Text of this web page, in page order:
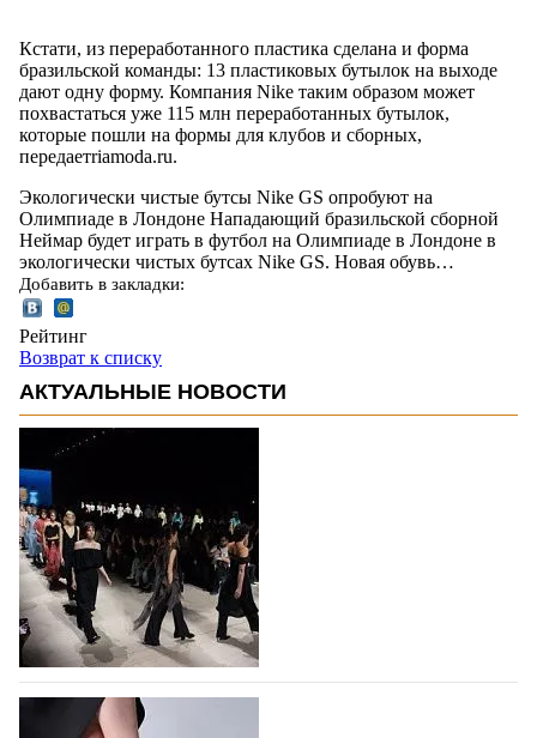
Кстати, из переработанного пластика сделана и форма
бразильской команды: 13 пластиковых бутылок на выходе
дают одну форму. Компания Nike таким образом может
похвастаться уже 115 млн переработанных бутылок,
которые пошли на формы для клубов и сборных,
передаетriamoda.ru.
Экологически чистые бутсы Nike GS опробуют на
Олимпиаде в Лондоне Нападающий бразильской сборной
Неймар будет играть в футбол на Олимпиаде в Лондоне в
экологически чистых бутсах Nike GS. Новая обувь…
Добавить в закладки:
Рейтинг
Возврат к списку
АКТУАЛЬНЫЕ НОВОСТИ
На участие в Московской неделе моды